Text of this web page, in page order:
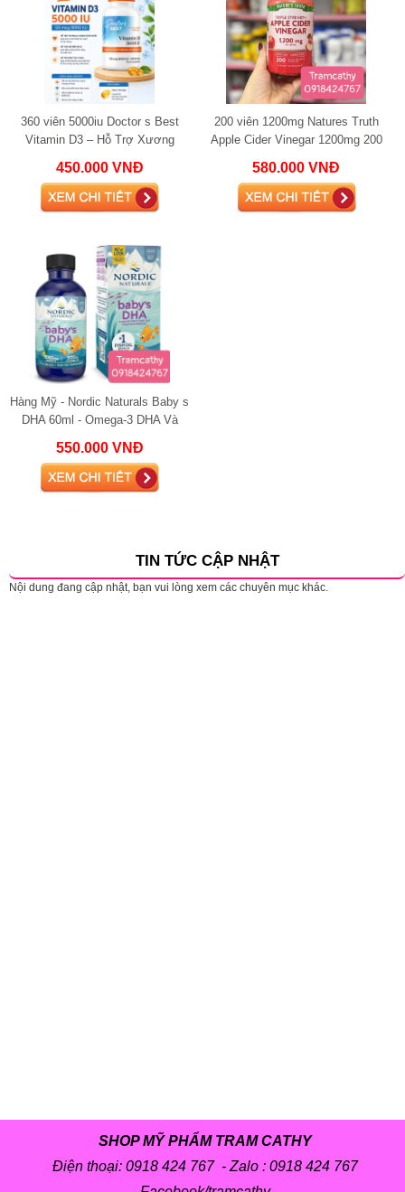
360 viên 5000iu Doctor s Best
Vitamin D3 – Hỗ Trợ Xương
Tổng Thể
450.000 VNĐ
200 viên 1200mg Natures Truth
Apple Cider Vinegar 1200mg 200
Hóa
580.000 VNĐ
Hàng Mỹ - Nordic Naturals Baby s
DHA 60ml - Omega-3 DHA Và
Bộ, Thị
550.000 VNĐ
TIN TỨC CẬP NHẬT
Nội dung đang cập nhật, bạn vui lòng xem các chuyên mục khác.
SHOP MỸ PHẨM TRAM CATHY
Điện thoại: 0918 424 767 - Zalo : 0918 424 767